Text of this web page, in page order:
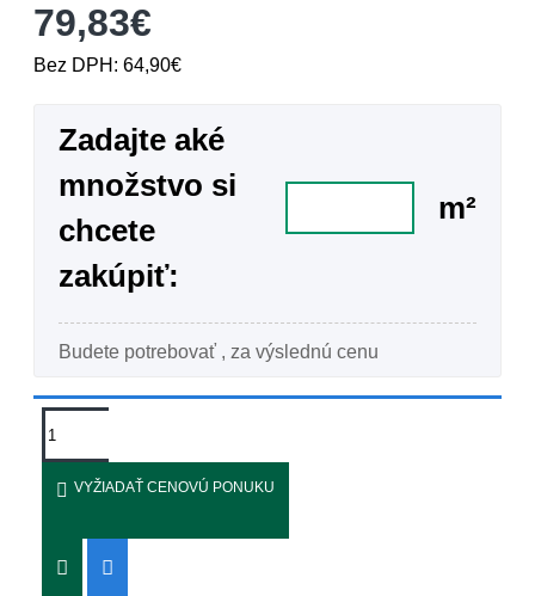
79,83€
Bez DPH: 64,90€
Zadajte aké
množstvo si
chcete
zakúpiť:
m²
Budete potrebovať , za výslednú cenu
VYŽIADAŤ CENOVÚ PONUKU